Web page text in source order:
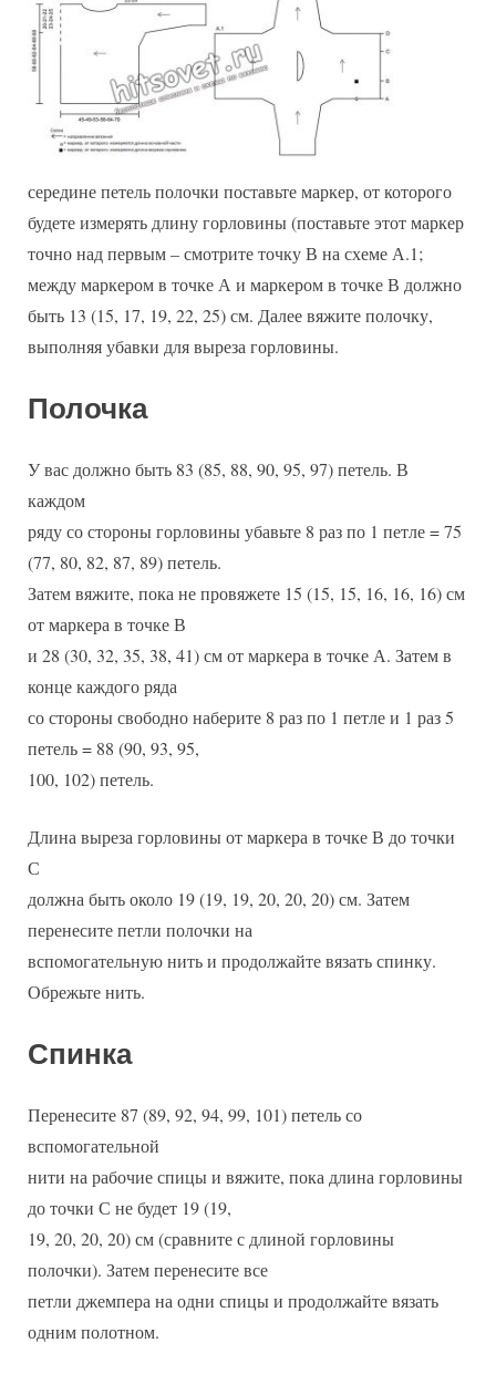
середине петель полочки поставьте маркер, от которого
будете измерять длину горловины (поставьте этот маркер
точно над первым – смотрите точку В на схеме А.1;
между маркером в точке А и маркером в точке В должно
быть 13 (15, 17, 19, 22, 25) см. Далее вяжите полочку,
выполняя убавки для выреза горловины.
Полочка
У вас должно быть 83 (85, 88, 90, 95, 97) петель. В
каждом
ряду со стороны горловины убавьте 8 раз по 1 петле = 75
(77, 80, 82, 87, 89) петель.
Затем вяжите, пока не провяжете 15 (15, 15, 16, 16, 16) см
от маркера в точке В
и 28 (30, 32, 35, 38, 41) см от маркера в точке А. Затем в
конце каждого ряда
со стороны свободно наберите 8 раз по 1 петле и 1 раз 5
петель = 88 (90, 93, 95,
100, 102) петель.
Длина выреза горловины от маркера в точке В до точки
С
должна быть около 19 (19, 19, 20, 20, 20) см. Затем
перенесите петли полочки на
вспомогательную нить и продолжайте вязать спинку.
Обрежьте нить.
Спинка
Перенесите 87 (89, 92, 94, 99, 101) петель со
вспомогательной
нити на рабочие спицы и вяжите, пока длина горловины
до точки С не будет 19 (19,
19, 20, 20, 20) см (сравните с длиной горловины
полочки). Затем перенесите все
петли джемпера на одни спицы и продолжайте вязать
одним полотном.